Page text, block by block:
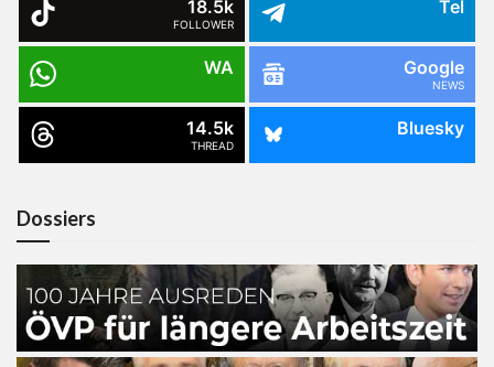
18.5k
FOLLOWER
Tel
WA Google
NEWS
14.5k
THREAD
Bluesky
Dossiers